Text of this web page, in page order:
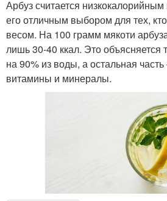
Арбуз считается
его отличным выбором для тех,
весом. На 100 грамм мякоти
лишь 30-40 ккал. Это объясняется
на 90% из воды, а остальная
витамины и минералы.